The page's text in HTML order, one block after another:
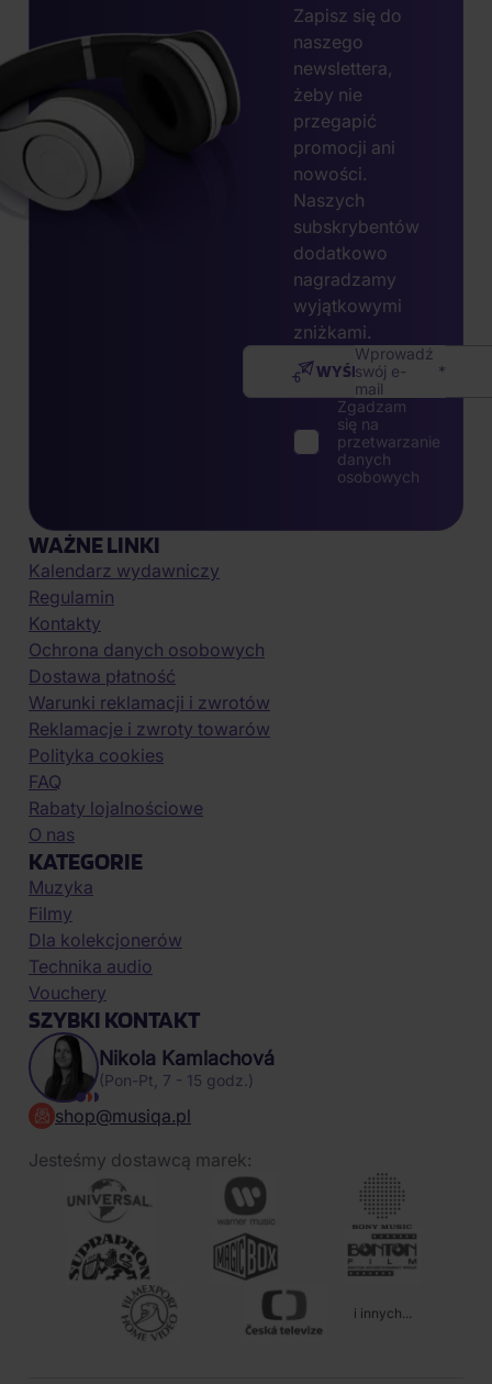
Zapisz się do
naszego
newslettera,
żeby nie
przegapić
promocji ani
nowości.
Naszych
subskrybentów
dodatkowo
nagradzamy
wyjątkowymi
zniżkami.
Wprowadź
swój e-
mail
WYŚLIJ
Zgadzam
się na
przetwarzanie
danych
osobowych
WAŻNE LINKI
Kalendarz wydawniczy
Regulamin
Kontakty
Ochrona danych osobowych
Dostawa płatność
Warunki reklamacji i zwrotów
Reklamacje i zwroty towarów
Polityka cookies
FAQ
Rabaty lojalnościowe
O nas
KATEGORIE
Muzyka
Filmy
Dla kolekcjonerów
Technika audio
Vouchery
SZYBKI KONTAKT
Nikola Kamlachová
(Pon-Pt, 7 - 15 godz.)
shop@musiqa.pl
Jesteśmy dostawcą marek:
i innych...